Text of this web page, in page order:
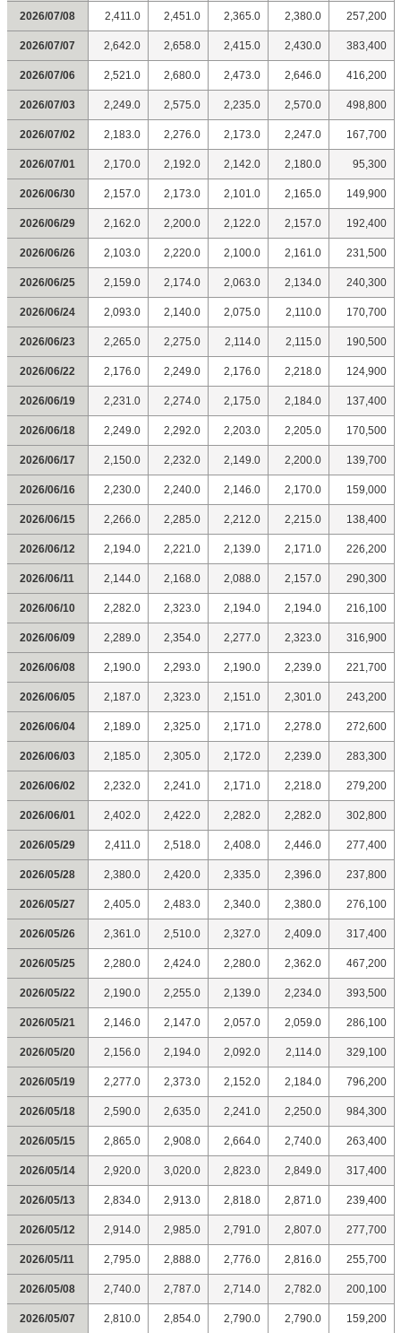
2026/07/08 2,411.0 2,451.0 2,365.0 2,380.0 257,200
2026/07/07 2,642.0 2,658.0 2,415.0 2,430.0 383,400
2026/07/06 2,521.0 2,680.0 2,473.0 2,646.0 416,200
2026/07/03 2,249.0 2,575.0 2,235.0 2,570.0 498,800
2026/07/02 2,183.0 2,276.0 2,173.0 2,247.0 167,700
2026/07/01 2,170.0 2,192.0 2,142.0 2,180.0 95,300
2026/06/30 2,157.0 2,173.0 2,101.0 2,165.0 149,900
2026/06/29 2,162.0 2,200.0 2,122.0 2,157.0 192,400
2026/06/26 2,103.0 2,220.0 2,100.0 2,161.0 231,500
2026/06/25 2,159.0 2,174.0 2,063.0 2,134.0 240,300
2026/06/24 2,093.0 2,140.0 2,075.0 2,110.0 170,700
2026/06/23 2,265.0 2,275.0 2,114.0 2,115.0 190,500
2026/06/22 2,176.0 2,249.0 2,176.0 2,218.0 124,900
2026/06/19 2,231.0 2,274.0 2,175.0 2,184.0 137,400
2026/06/18 2,249.0 2,292.0 2,203.0 2,205.0 170,500
2026/06/17 2,150.0 2,232.0 2,149.0 2,200.0 139,700
2026/06/16 2,230.0 2,240.0 2,146.0 2,170.0 159,000
2026/06/15 2,266.0 2,285.0 2,212.0 2,215.0 138,400
2026/06/12 2,194.0 2,221.0 2,139.0 2,171.0 226,200
2026/06/11 2,144.0 2,168.0 2,088.0 2,157.0 290,300
2026/06/10 2,282.0 2,323.0 2,194.0 2,194.0 216,100
2026/06/09 2,289.0 2,354.0 2,277.0 2,323.0 316,900
2026/06/08 2,190.0 2,293.0 2,190.0 2,239.0 221,700
2026/06/05 2,187.0 2,323.0 2,151.0 2,301.0 243,200
2026/06/04 2,189.0 2,325.0 2,171.0 2,278.0 272,600
2026/06/03 2,185.0 2,305.0 2,172.0 2,239.0 283,300
2026/06/02 2,232.0 2,241.0 2,171.0 2,218.0 279,200
2026/06/01 2,402.0 2,422.0 2,282.0 2,282.0 302,800
2026/05/29 2,411.0 2,518.0 2,408.0 2,446.0 277,400
2026/05/28 2,380.0 2,420.0 2,335.0 2,396.0 237,800
2026/05/27 2,405.0 2,483.0 2,340.0 2,380.0 276,100
2026/05/26 2,361.0 2,510.0 2,327.0 2,409.0 317,400
2026/05/25 2,280.0 2,424.0 2,280.0 2,362.0 467,200
2026/05/22 2,190.0 2,255.0 2,139.0 2,234.0 393,500
2026/05/21 2,146.0 2,147.0 2,057.0 2,059.0 286,100
2026/05/20 2,156.0 2,194.0 2,092.0 2,114.0 329,100
2026/05/19 2,277.0 2,373.0 2,152.0 2,184.0 796,200
2026/05/18 2,590.0 2,635.0 2,241.0 2,250.0 984,300
2026/05/15 2,865.0 2,908.0 2,664.0 2,740.0 263,400
2026/05/14 2,920.0 3,020.0 2,823.0 2,849.0 317,400
2026/05/13 2,834.0 2,913.0 2,818.0 2,871.0 239,400
2026/05/12 2,914.0 2,985.0 2,791.0 2,807.0 277,700
2026/05/11 2,795.0 2,888.0 2,776.0 2,816.0 255,700
2026/05/08 2,740.0 2,787.0 2,714.0 2,782.0 200,100
2026/05/07 2,810.0 2,854.0 2,790.0 2,790.0 159,200